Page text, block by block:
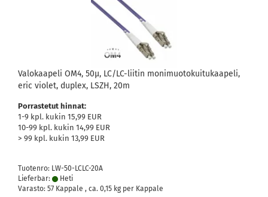
Valokaapeli OM4, 50µ, LC/LC-liitin monimuotokuitukaapeli,
eric violet, duplex, LSZH, 20m
Porrastetut hinnat:
1-9 kpl. kukin 15,99 EUR
10-99 kpl. kukin 14,99 EUR
> 99 kpl. kukin 13,99 EUR
Tuotenro: LW-50-LCLC-20A
Lieferbar:
Heti
Varasto: 57 Kappale , ca. 0,15 kg per Kappale